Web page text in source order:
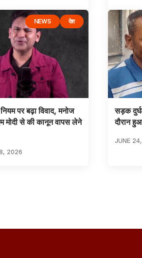
NEWS देश
पर बढ़ा विवाद, मनोज
मोदी से की कानून वापस लेने
2026
सड़क
दौरान
JUNE